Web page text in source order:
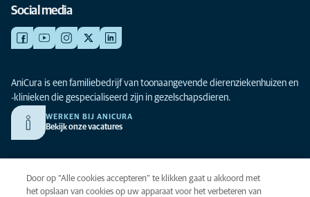
Social media
AniCura is een familiebedrijf van toonaangevende dierenziekenhuizen en
-klinieken die gespecialiseerd zijn in gezelschapsdieren.
WERKEN BIJ ANICURA
Bekijk onze vacatures
Privacy
Algemene voorwaarden
Door op “Alle cookies accepteren” te klikken gaat u akkoord met
het opslaan van cookies op uw apparaat voor het verbeteren van